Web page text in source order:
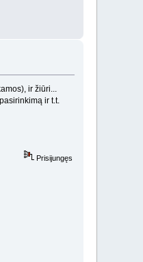
ir žiūri...
ir t.t.
Prisijungęs